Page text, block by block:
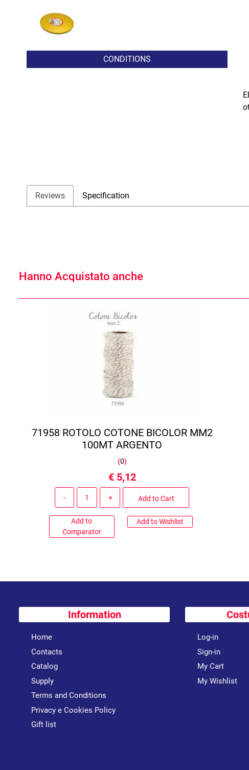
CONDITIONS
Reviews Specification
Hanno Acquistato anche
71958 ROTOLO COTONE BICOLOR MM2
100MT ARGENTO
(0)
€ 5,12
Add to Cart
Add to
Comparator
Add to Wishlist
Information
Home
Contacts
Catalog
Supply
Terms and Conditions
Privacy e Cookies Policy
Gift list
Log-in
Sign-in
My Cart
My Wishlist